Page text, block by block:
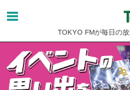
TOKYO FMが毎日の